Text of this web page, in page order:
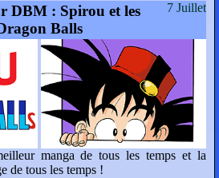
7 Juillet
DBM : Spirou et les
Balls
manga de tous les temps et la
de tous les temps !